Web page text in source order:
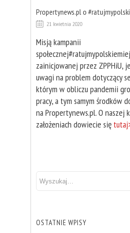
Propertynews.pl o
21 kwietnia 2020
Misją kampanii
zainicjowanej przez ZPPHiU,
uwagi na problem dotyczący
którym w obliczu pandemii
pracy, a tym samym środków
na Propertynews.pl. O naszej
założeniach dowiecie się
OSTATNIE WPISY